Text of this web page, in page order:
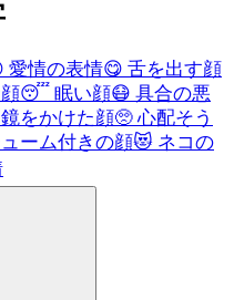
愛情の表情😋 舌を出す顔
😴 眠い顔😷 具合の悪
をかけた顔🥺 心配そう
ーム付きの顔😻 ネコの